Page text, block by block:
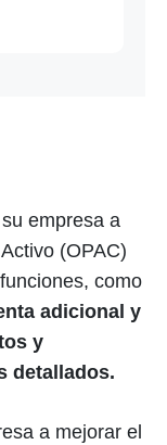
empresa a
(OPAC)
como
adicional y
y
detallados.
a mejorar el